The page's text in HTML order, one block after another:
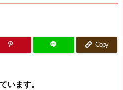
Copy
います。